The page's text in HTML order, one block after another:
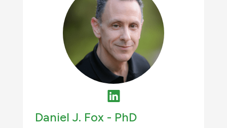
Daniel J. Fox - PhD